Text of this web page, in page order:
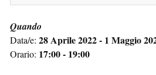
Quando
Data/e: 28 Aprile 2022 - 1 Maggio
Orario: 17:00 - 19:00